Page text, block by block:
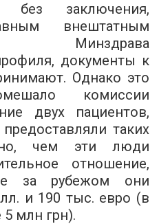
заключения,
внештатным
Минздрава
документы к
Однако это
комиссии
двух пациентов,
таких
чем эти люди
отношение,
за рубежом они
и 190 тыс. евро (в
5 млн грн).